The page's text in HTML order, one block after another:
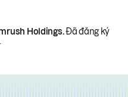
Holdings.Đã đăng ký